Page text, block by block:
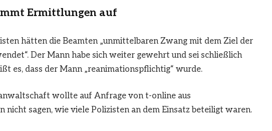
Ermittlungen auf
hätten die Beamten „unmittelbaren Zwang mit dem Ziel der
Der Mann habe sich weiter gewehrt und sei schließlich
es, dass der Mann „reanimationspflichtig“ wurde.
wollte auf Anfrage von t-online aus
sagen, wie viele Polizisten an dem Einsatz beteiligt waren.